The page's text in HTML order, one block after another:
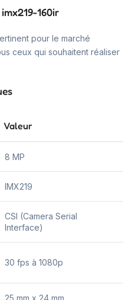
160ir
pour le marché
ceux qui souhaitent réaliser
Valeur
8 MP
IMX219
CSI (Camera Serial
Interface)
30 fps à 1080p
25 mm x 24 mm